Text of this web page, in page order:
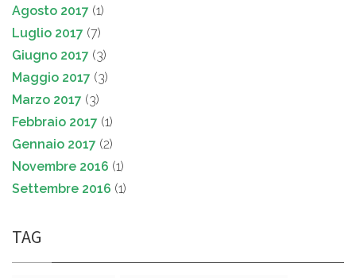
Agosto 2017 (1)
Luglio 2017 (7)
Giugno 2017 (3)
Maggio 2017 (3)
Marzo 2017 (3)
Febbraio 2017 (1)
Gennaio 2017 (2)
Novembre 2016 (1)
Settembre 2016 (1)
TAG